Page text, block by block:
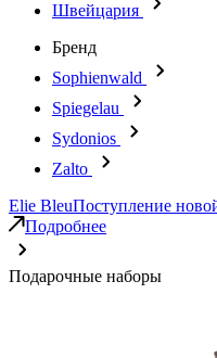
Швейцария
Бренд
Sophienwald
Spiegelau
Sydonios
Zalto
Elie BleuПоступление
Подробнее
Подарочные наборы